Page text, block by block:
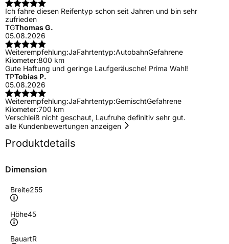
Ich fahre diesen Reifentyp schon seit Jahren und bin sehr
zufrieden
TGThomas G.
05.08.2026
Weiterempfehlung:JaFahrtentyp:AutobahnGefahrene
Kilometer:800 km
Gute Haftung und geringe Laufgeräusche! Prima Wahl!
TPTobias P.
05.08.2026
Weiterempfehlung:JaFahrtentyp:GemischtGefahrene
Kilometer:700 km
Verschleiß nicht geschaut, Laufruhe definitiv sehr gut.
alle Kundenbewertungen anzeigen
Produktdetails
Dimension
Breite255
Höhe45
BauartR